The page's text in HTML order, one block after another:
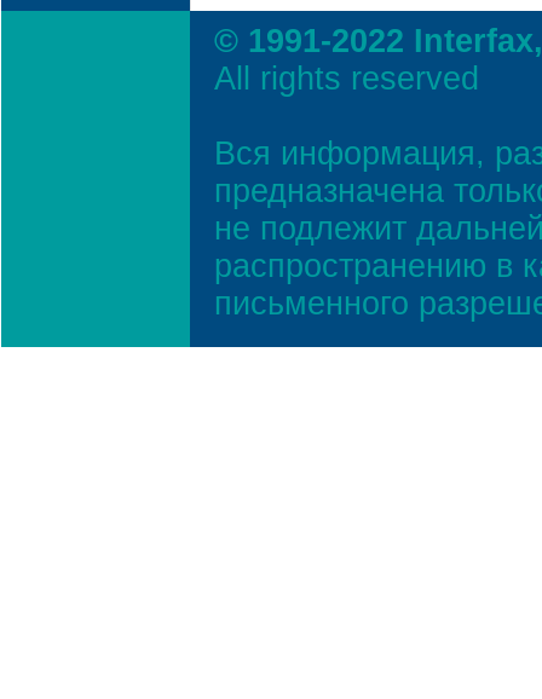
© 1991-2022
All rights reserved
Вся информация,
предназначена
не подлежит
распространению в
письменного